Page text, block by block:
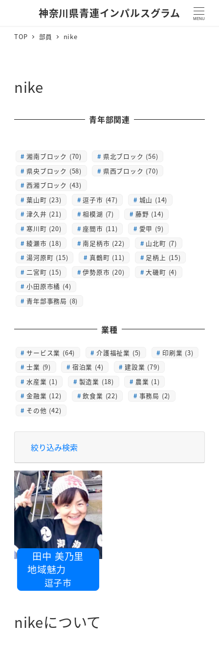
神奈川県青連インパルスグラム MENU
TOP 部員 nike
nike
青年部関連
湘南ブロック (70)
県北ブロック (56)
県央ブロック (58)
県西ブロック (70)
西湘ブロック (43)
葉山町 (23)
逗子市 (47)
城山 (14)
津久井 (21)
相模湖 (7)
藤野 (14)
寒川町 (20)
座間市 (11)
愛甲 (9)
綾瀬市 (18)
南足柄市 (22)
山北町 (7)
湯河原町 (15)
真鶴町 (11)
足柄上 (15)
二宮町 (15)
伊勢原市 (20)
大磯町 (4)
小田原市橘 (4)
青年部事務局 (8)
業種
サービス業 (64) 介護福祉業 (5)
印刷業 (3)
士業 (9)
宿泊業 (4)
建設業 (79)
水産業 (1)
製造業 (18)
農業 (1)
金融業 (12)
飲食業 (22)
事務局 (2)
その他 (42)
絞り込み検索
田中 美乃里
人 地域魅力
逗子市
nikeについて